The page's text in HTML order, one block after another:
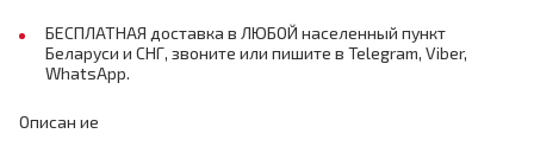
БЕСПЛАТНАЯ доставка в ЛЮБОЙ населенный пункт
Беларуси и СНГ, звоните или пишите в Telegram, Viber,
WhatsApp.
Описан ие